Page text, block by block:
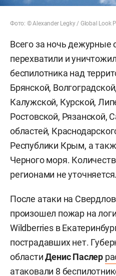
Фото: © Alexander Legky / Global Look
Всего за ночь дежурные
перехватили и
беспилотника над
Брянской,
Калужской, Курской,
Ростовской, Рязанской,
областей,
Республики Крым, а
Черного моря.
регионами не уточняется.
После атаки на
произошел пожар на
Wildberries в
пострадавших нет.
областиДенис Паслер
атаковали 8